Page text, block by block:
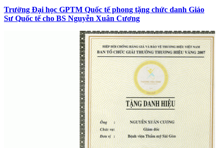
Trường Đại học GPTM Quốc tế phong tặng chức danh Giáo
Sư Quốc tế cho BS Nguyễn Xuân Cương